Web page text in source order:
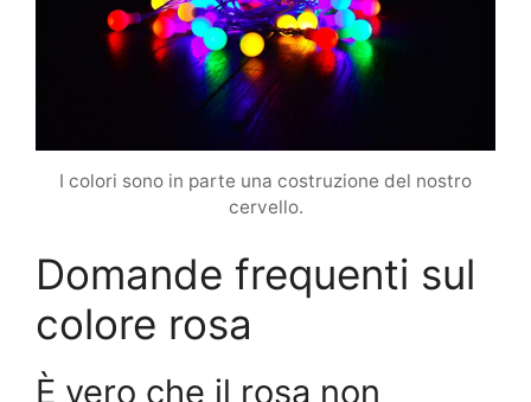
I colori sono in parte una costruzione del nostro
cervello.
Domande frequenti sul
colore rosa
È vero che il rosa non